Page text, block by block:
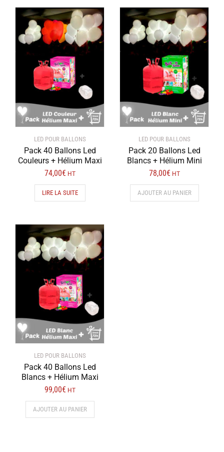
LED POUR BALLONS
Pack 40 Ballons Led
Couleurs + Hélium Maxi
74,00€ HT
LIRE LA SUITE
LED POUR BALLONS
Pack 20 Ballons Led
Blancs + Hélium Mini
78,00€ HT
AJOUTER AU PANIER
LED POUR BALLONS
Pack 40 Ballons Led
Blancs + Hélium Maxi
99,00€ HT
AJOUTER AU PANIER